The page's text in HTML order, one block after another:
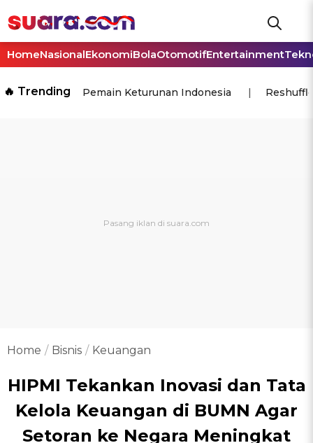
HomeNasionalEkonomiBolaOtomotifEntertainment
🔥 Trending Pemain Keturunan Indonesia
Home Bisnis Keuangan
HIPMI Tekankan Inovasi dan Tata
Kelola Keuangan di BUMN Agar
Setoran ke Negara Meningkat